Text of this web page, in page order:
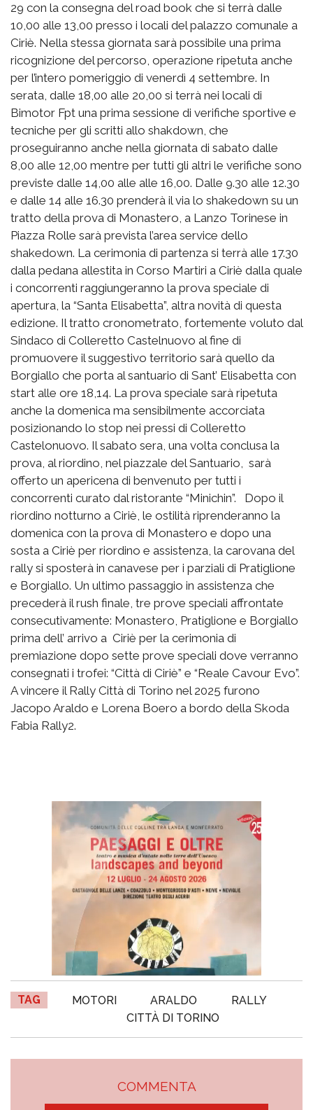
29 con la consegna del road book che si terrà dalle
10,00 alle 13,00 presso i locali del palazzo comunale a
Ciriè. Nella stessa giornata sarà possibile una prima
ricognizione del percorso, operazione ripetuta anche
per l’intero pomeriggio di venerdì 4 settembre. In
serata, dalle 18,00 alle 20,00 si terrà nei locali di
Bimotor Fpt una prima sessione di verifiche sportive e
tecniche per gli scritti allo shakdown, che
proseguiranno anche nella giornata di sabato dalle
8,00 alle 12,00 mentre per tutti gli altri le verifiche sono
previste dalle 14,00 alle alle 16,00. Dalle 9.30 alle 12.30
e dalle 14 alle 16.30 prenderà il via lo shakedown su un
tratto della prova di Monastero, a Lanzo Torinese in
Piazza Rolle sarà prevista l’area service dello
shakedown. La cerimonia di partenza si terrà alle 17.30
dalla pedana allestita in Corso Martiri a Ciriè dalla quale
i concorrenti raggiungeranno la prova speciale di
apertura, la “Santa Elisabetta”, altra novità di questa
edizione. Il tratto cronometrato, fortemente voluto dal
Sindaco di Colleretto Castelnuovo al fine di
promuovere il suggestivo territorio sarà quello da
Borgiallo che porta al santuario di Sant’ Elisabetta con
start alle ore 18,14. La prova speciale sarà ripetuta
anche la domenica ma sensibilmente accorciata
posizionando lo stop nei pressi di Colleretto
Castelonuovo. Il sabato sera, una volta conclusa la
prova, al riordino, nel piazzale del Santuario, sarà
offerto un apericena di benvenuto per tutti i
concorrenti curato dal ristorante “Minichin”. Dopo il
riordino notturno a Ciriè, le ostilità riprenderanno la
domenica con la prova di Monastero e dopo una
sosta a Ciriè per riordino e assistenza, la carovana del
rally si sposterà in canavese per i parziali di Pratiglione
e Borgiallo. Un ultimo passaggio in assistenza che
precederà il rush finale, tre prove speciali affrontate
consecutivamente: Monastero, Pratiglione e Borgiallo
prima dell’ arrivo a Ciriè per la cerimonia di
premiazione dopo sette prove speciali dove verranno
consegnati i trofei: “Città di Ciriè” e “Reale Cavour Evo”.
A vincere il Rally Città di Torino nel 2025 furono
Jacopo Araldo e Lorena Boero a bordo della Skoda
Fabia Rally2.
TAG MOTORI ARALDO
RALLY
CITTÀ DI TORINO
COMMENTA